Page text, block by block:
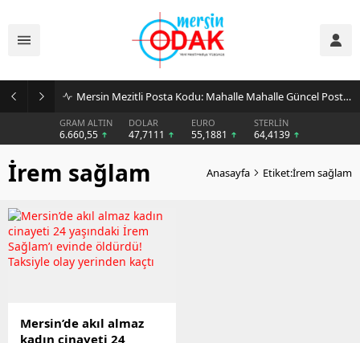
Mersin Mezitli Posta Kodu: Mahalle Mahalle Güncel Posta Kodu Rehberi
GRAM ALTIN
6.660,55
DOLAR
47,7111
EURO
55,1881
STERLİN
64,4139
İrem sağlam Anasayfa Etiket:İrem sağlam
Mersin’de akıl almaz
kadın cinayeti 24